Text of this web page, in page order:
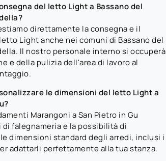
del letto Light a Bassano del
direttamente la consegna e il
Light anche nei comuni di Bassano del
Il nostro personale interno si occuperà
e della pulizia dell'area di lavoro al
le dimensioni del letto Light a
Marangoni a San Pietro in Gu
falegnameria e la possibilità di
dimensioni standard degli arredi, inclusi i
adattarli perfettamente alla tua stanza.